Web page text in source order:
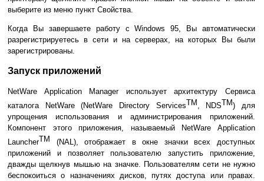
выберите из меню пункт Свойства.
Когда Вы завершаете работу с Windows 95, Вы автоматически
разрегистрируетесь в сети и на серверах, на которых Вы были
зарегистрированы.
Запуск приложений
NetWare Application Manager использует архитектуру Сервиса
каталога NetWare (NetWare Directory ServicesTM, NDSTM) для
упрощения использования и администрирования приложений.
Компонент этого приложения, называемый NetWare Application
LauncherTM
(NAL), отображает в окне значки всех доступных
приложений и позволяет пользователю запустить приложение,
дважды щелкнув мышью на значке. Пользователям сети не нужно
беспокоиться о назначениях дисков, путях доступа или правах.